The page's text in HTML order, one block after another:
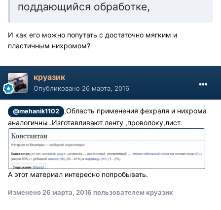
поддающийся обработке,
И как его можно попутать с достаточно мягким и
пластичным нихромом?
круазик
Опубликовано 26 марта, 2016
@mehanik1102
,Область применения фехраля и нихрома
аналогичны .Изготавливают ленту ,проволоку,лист.
А этот материал интересно попробывать.
Изменено26 марта, 2016 пользователем круазик